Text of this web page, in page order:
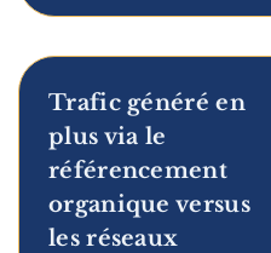
Trafic généré en
plus via le
référencement
organique versus
les réseaux